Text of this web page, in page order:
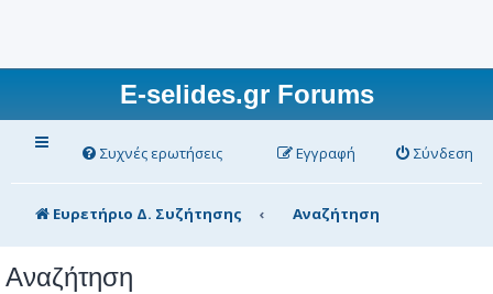
E-selides.gr Forums
Συχνές ερωτήσεις Σύνδεση
Εγγραφή
Ευρετήριο Δ. Συζήτησης Αναζήτηση
Αναζήτηση